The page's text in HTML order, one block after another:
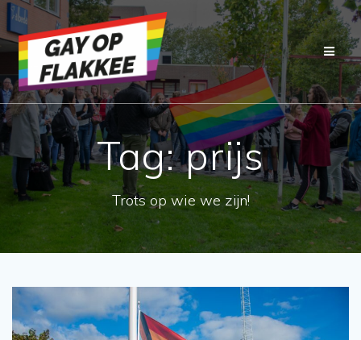
naar
de
inhoud
Tag:prijs
Trots op wie we zijn!